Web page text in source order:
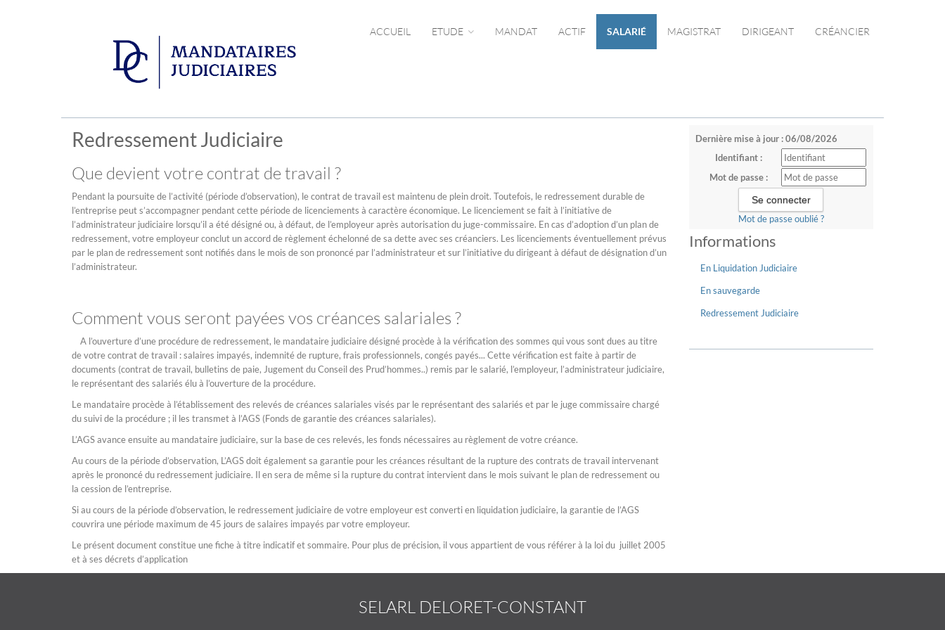
ACCUEIL ETUDE MANDAT ACTIF SALARIÉ MAGISTRAT DIRIGEANT CRÉANCIER
Dernière mise à jour : 06/08/2026
Identifiant :
Mot de passe :
Mot de passe oublié ?
Informations
En Liquidation Judiciaire
En sauvegarde
Redressement Judiciaire
Redressement Judiciaire
Que devient votre contrat de travail ?
Pendant la poursuite de l’activité (période d’observation), le contrat de travail est maintenu de plein droit. Toutefois, le redressement durable de
l’entreprise peut s’accompagner pendant cette période de licenciements à caractère économique. Le licenciement se fait à l’initiative de
l’administrateur judiciaire lorsqu’il a été désigné ou, à défaut, de l’employeur après autorisation du juge-commissaire. En cas d’adoption d’un plan de
redressement, votre employeur conclut un accord de règlement échelonné de sa dette avec ses créanciers. Les licenciements éventuellement prévus
par le plan de redressement sont notifiés dans le mois de son prononcé par l’administrateur et sur l’initiative du dirigeant à défaut de désignation d’un
l’administrateur.
Comment vous seront payées vos créances salariales ?
A l’ouverture d’une procédure de redressement, le mandataire judiciaire désigné procède à la vérification des sommes qui vous sont dues au titre
de votre contrat de travail : salaires impayés, indemnité de rupture, frais professionnels, congés payés... Cette vérification est faite à partir de
documents (contrat de travail, bulletins de paie, Jugement du Conseil des Prud’hommes..) remis par le salarié, l’employeur, l’administrateur judiciaire,
le représentant des salariés élu à l’ouverture de la procédure.
Le mandataire procède à l’établissement des relevés de créances salariales visés par le représentant des salariés et par le juge commissaire chargé
du suivi de la procédure ; il les transmet à l’AGS (Fonds de garantie des créances salariales).
L’AGS avance ensuite au mandataire judiciaire, sur la base de ces relevés, les fonds nécessaires au règlement de votre créance.
Au cours de la période d’observation, L’AGS doit également sa garantie pour les créances résultant de la rupture des contrats de travail intervenant
après le prononcé du redressement judiciaire. Il en sera de même si la rupture du contrat intervient dans le mois suivant le plan de redressement ou
la cession de l’entreprise.
Si au cours de la période d’observation, le redressement judiciaire de votre employeur est converti en liquidation judiciaire, la garantie de l’AGS
couvrira une période maximum de 45 jours de salaires impayés par votre employeur.
Le présent document constitue une fiche à titre indicatif et sommaire. Pour plus de précision, il vous appartient de vous référer à la loi du juillet 2005
et à ses décrets d’application
SELARL DELORET-CONSTANT